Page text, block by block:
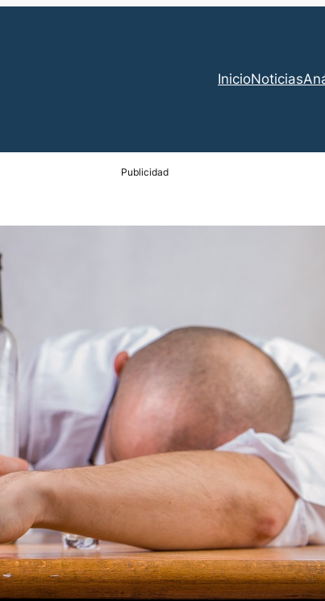
InicioNoticias